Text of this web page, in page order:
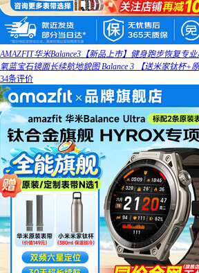
AMAZFIT华米Balance3【新品上市】健身跑步恢复专
氧蓝宝石镜面长续航地貌图 Balance 3 【送米家钛杯+
34条评价